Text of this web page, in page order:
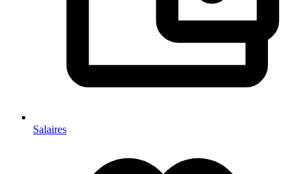
Salaires